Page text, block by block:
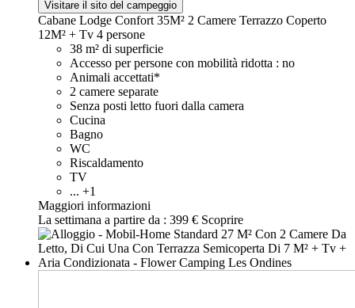
Visitare il sito del campeggio
Cabane Lodge Confort 35M² 2 Camere Terrazzo Coperto
12M² + Tv 4 persone
38 m² di superficie
Accesso per persone con mobilità ridotta : no
Animali accettati*
2 camere separate
Senza posti letto fuori dalla camera
Cucina
Bagno
WC
Riscaldamento
TV
... +1
Maggiori informazioni
La settimana a partire da : 399 € Scoprire